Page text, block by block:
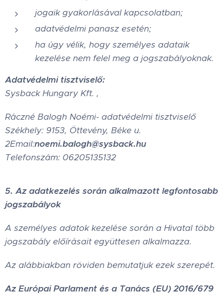
jogaik gyakorlásával kapcsolatban;
adatvédelmi panasz esetén;
ha úgy vélik, hogy személyes adataik
kezelése nem felel meg a jogszabályoknak.
Adatvédelmi tisztviselő:
Sysback Hungary Kft. ,
Ráczné Balogh Noémi- adatvédelmi tisztviselő
Székhely: 9153, Öttevény, Béke u.
2Email:noemi.balogh@sysback.hu
Telefonszám: 06205135132
5. Az adatkezelés során alkalmazott legfontosabb
jogszabályok
A személyes adatok kezelése során a Hivatal több
jogszabály előírásait együttesen alkalmazza.
Az alábbiakban röviden bemutatjuk ezek szerepét.
Az Európai Parlament és a Tanács (EU) 2016/679